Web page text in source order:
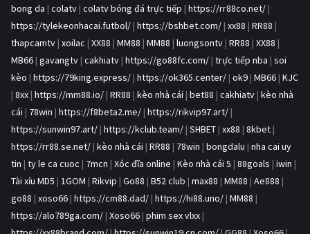
bong da | colatv | colatv bóng đá trực tiếp | https://rr88co.net/ |
https://tylekeonhacai.futbol/ | https://bshbet.com/ | xx88 | RR88 |
thapcamtv | xoilac | XX88 | MM88 | MM88 | luongsontv | RR88 | XX88 |
MB66 | gavangtv | cakhiatv | https://go88fc.com/ | trực tiếp nba | soi
kèo | https://79king.express/ | https://ok365.center/ | ok9 | MB66 | KJC
| 8xx | https://mm88.io/ | RR88 | kèo nhà cái | bet88 | cakhiatv | kèo nhà
cái | 78win | https://f8beta2.me/ | https://rikvip97.art/ |
https://sunwin97.art/ | https://kclub.team/ | SHBET | xx88 | 8kbet |
https://rr88.se.net/ | kèo nhà cái | RR88 | 78win | bongdalu | nha cai uy
tin | ty le ca cuoc | 7mcn | Xóc đĩa online | Kèo nhà cái 5 | 88goals | iwin |
Tài xỉu MD5 | 1GOM | Rikvip | Go88 | B52 club | max88 | MM88 | Ae888 |
go88 | xoso66 | https://cm88.dad/ | https://hi88.uno/ | MM88 |
https://alo789ga.com/ | Xoso66 | phim sex vlxx |